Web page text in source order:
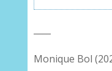
Monique Bol